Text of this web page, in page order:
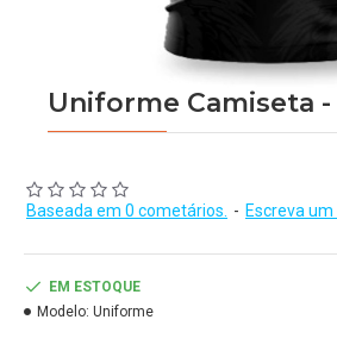
Uniforme Camiseta -
Baseada em 0 cometários. - Escreva
EM ESTOQUE
Modelo: Uniforme